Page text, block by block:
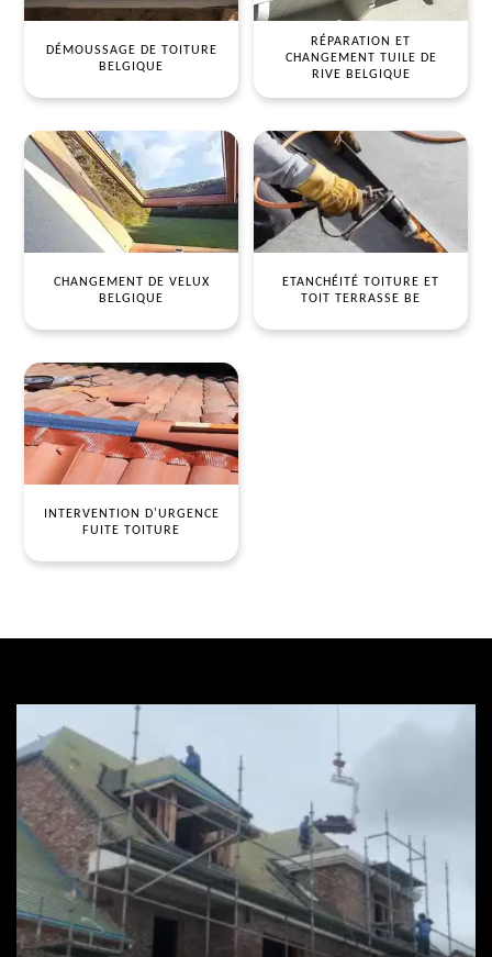
DÉMOUSSAGE DE TOITURE
BELGIQUE
RÉPARATION ET
CHANGEMENT TUILE DE
RIVE BELGIQUE
CHANGEMENT DE VELUX
BELGIQUE
ETANCHÉITÉ TOITURE ET
TOIT TERRASSE BE
INTERVENTION D'URGENCE
FUITE TOITURE